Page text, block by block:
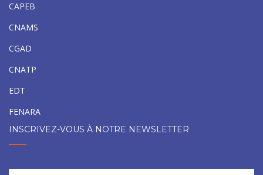
CAPEB
CNAMS
CGAD
CNATP
EDT
FENARA
INSCRIVEZ-VOUS À NOTRE NEWSLETTER